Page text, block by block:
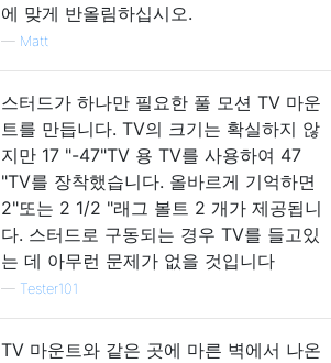
에 맞게 반올림하십시오.
— Matt
스터드가 하나만 필요한 풀 모션 TV 마운
트를 만듭니다. TV의 크기는 확실하지 않
지만 17 "-47"TV 용 TV를 사용하여 47
"TV를 장착했습니다. 올바르게 기억하면
2"또는 2 1/2 "래그 볼트 2 개가 제공됩니
다. 스터드로 구동되는 경우 TV를 들고있
는 데 아무런 문제가 없을 것입니다
— Tester101
TV 마운트와 같은 곳에 마른 벽에서 나온